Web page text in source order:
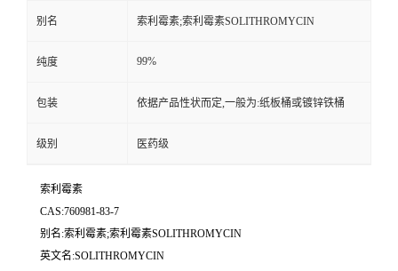
别名 索利霉素;索利霉素SOLITHROMYCIN
纯度 99%
包装 依据产品性状而定,一般为:纸板桶或镀锌铁桶
级别 医药级
索利霉素
CAS:760981-83-7
别名:索利霉素;索利霉素SOLITHROMYCIN
英文名:SOLITHROMYCIN